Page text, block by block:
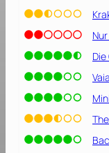
2
0
]